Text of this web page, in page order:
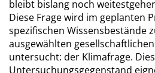
bleibt bislang noch
Diese Frage wird im geplanten
spezifischen Wissensbestände
ausgewählten
untersucht: der Klimafrage.
Untersuchungsgegenstand